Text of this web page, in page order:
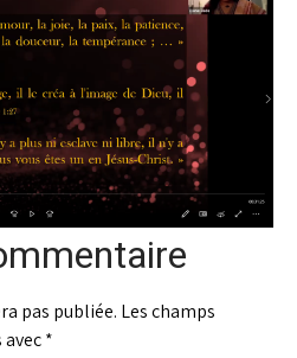
pas publiée. Les champs
*